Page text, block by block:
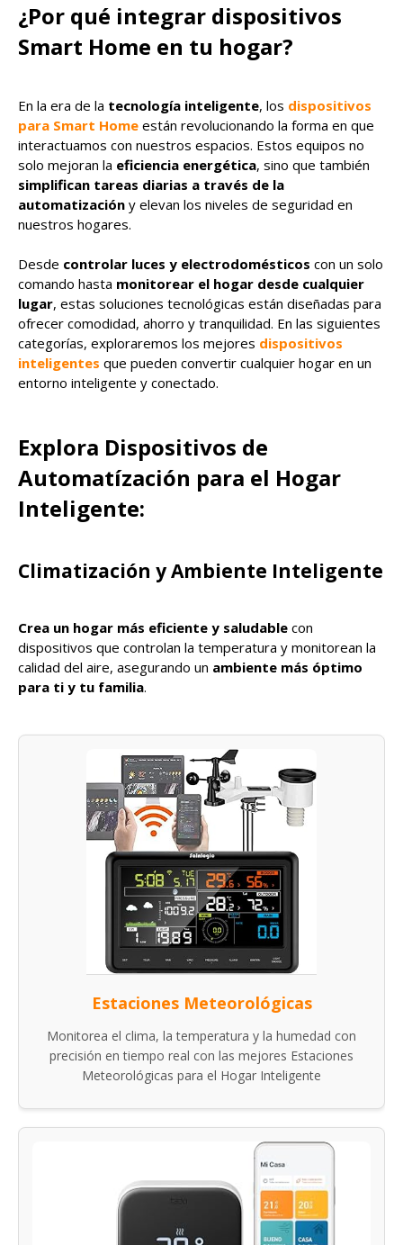
¿Por qué integrar dispositivos
Smart Home en tu hogar?
En la era de la tecnología inteligente, los dispositivos
para Smart Home están revolucionando la forma en que
interactuamos con nuestros espacios. Estos equipos no
solo mejoran la eficiencia energética, sino que también
simplifican tareas diarias a través de la
automatización y elevan los niveles de seguridad en
nuestros hogares.
Desde controlar luces y electrodomésticos con un solo
comando hasta monitorear el hogar desde cualquier
lugar, estas soluciones tecnológicas están diseñadas para
ofrecer comodidad, ahorro y tranquilidad. En las siguientes
categorías, exploraremos los mejores dispositivos
inteligentes que pueden convertir cualquier hogar en un
entorno inteligente y conectado.
Explora Dispositivos de
Automatízación para el Hogar
Inteligente:
Climatización y Ambiente Inteligente
Crea un hogar más eficiente y saludable con
dispositivos que controlan la temperatura y monitorean la
calidad del aire, asegurando un ambiente más óptimo
para ti y tu familia.
Estaciones Meteorológicas
Monitorea el clima, la temperatura y la humedad con
precisión en tiempo real con las mejores Estaciones
Meteorológicas para el Hogar Inteligente